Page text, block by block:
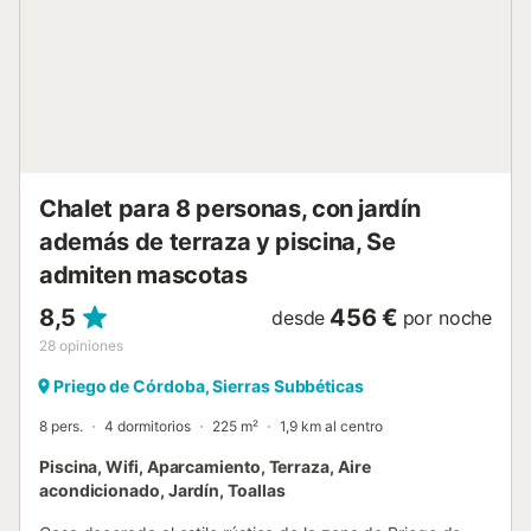
Chalet para 8 personas, con jardín
además de terraza y piscina, Se
admiten mascotas
8,5
28 opiniones
desde 456 € por noche
Priego de Córdoba, Sierras Subbéticas
8 pers. 4 dormitorios 225 m² 1,9 km al centro
Piscina, Wifi, Aparcamiento, Terraza, Aire
acondicionado, Jardín, Toallas